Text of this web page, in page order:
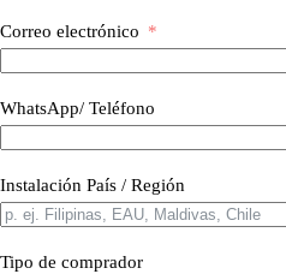
Correo electrónico
WhatsApp/ Teléfono
Instalación País / Región
Tipo de comprador